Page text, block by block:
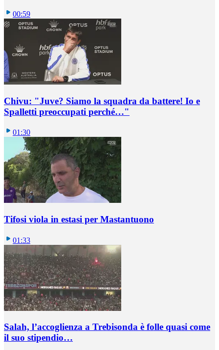
00:59
Chivu: "Juve? Siamo la squadra da battere! Io e
Spalletti preoccupati perché…"
01:30
Tifosi viola in estasi per Mastantuono
01:33
Salah, l’accoglienza a Trebisonda è folle quasi come
il suo stipendio…